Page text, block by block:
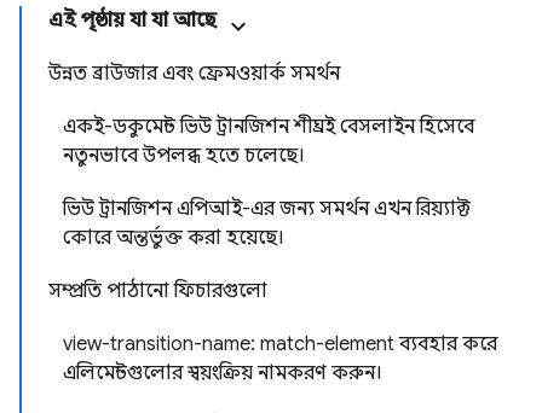
এই পৃষ্ঠায় যা যা আছে
উন্নত ব্রাউজার এবং ফ্রেমওয়ার্ক সমর্থন
একই-ডকুমেন্ট ভিউ ট্রানজিশন শীঘ্রই বেসলাইন হিসেবে
নতুনভাবে উপলব্ধ হতে চলেছে।
ভিউ ট্রানজিশন এপিআই-এর জন্য সমর্থন এখন রিয়্যাক্ট
কোরে অন্তর্ভুক্ত করা হয়েছে।
সম্প্রতি পাঠানো ফিচারগুলো
view-transition-name: match-element ব্যবহার করে
এলিমেন্টগুলোর স্বয়ংক্রিয় নামকরণ করুন।